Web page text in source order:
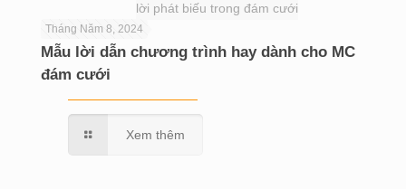
lời phát biếu trong đám cưới
Tháng Năm 8, 2024
Mẫu lời dẫn chương trình hay dành cho MC
đám cưới
Xem thêm